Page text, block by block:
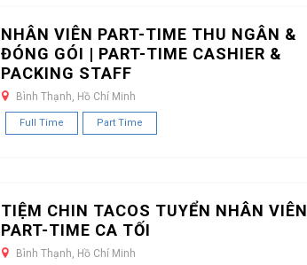
NHÂN VIÊN PART-TIME THU NGÂN &
ĐÓNG GÓI | PART-TIME CASHIER &
PACKING STAFF
Bình Thạnh, Hồ Chí Minh
Full Time Part Time
TIỆM CHIN TACOS TUYỂN NHÂN VIÊN
PART-TIME CA TỐI
Bình Thạnh, Hồ Chí Minh